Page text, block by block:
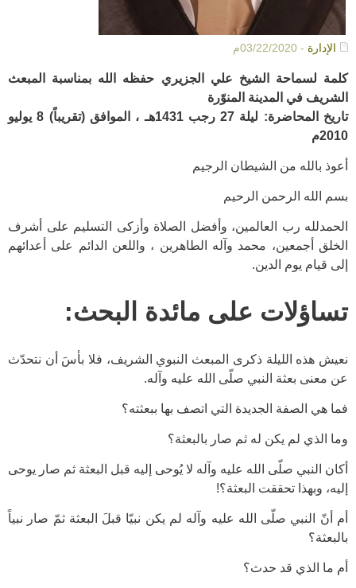
الإدارة - 03/22/2020م
كلمة لسماحة الشيخ علي الجزيري حفظه الله بمناسبة المبعث
الشريف في المدينة المنوّرة
تاريخ المحاضرة: ليلة 27 رجب 1431هـ ، الموافق (تقريباً) 8 يوليو
2010م
أعوذ بالله من الشيطان الرجيم
بسم الله الرحمن الرحيم
الحمدلله رب العالمين، وأفضل الصلاة وأزكى التسليم على أشرف
الخلق أجمعين، محمد وآله الطاهرين ، واللعن الدائم على أعدائهم
إلى قيام يوم الدين.
تساؤلات على مائدة البحث:
نعيش هذه الليلة ذكرى المبعث النبوي الشريف، فلا بأسَ أن نتحدّث
عن معنى بعثة النبي صلّى الله عليه وآله.
فما هي الصفة الجديدة التي اتصف بها ببعثته؟
وما الذي لم يكن له ثم صار بالبعثة؟
أكان النبي صلّى الله عليه وآله لا يُوحى إليه قبل البعثة ثم صار يوحى
إليه، وبهذا تحققت البعثة؟!
أم أنّ النبي صلّى الله عليه وآله لم يكن نبيّا قبلَ البعثة ثمّ صار نبياً
بالبعثة؟
أم ما الذي قد حدث؟